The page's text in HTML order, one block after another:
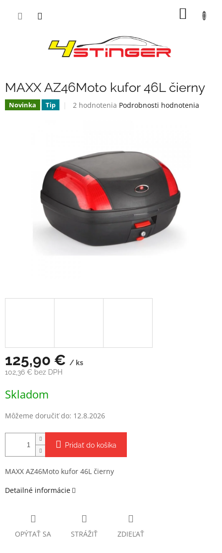
MAXX AZ46Moto kufor 46L čierny
Novinka Tip
Priemerné
5
hviezdičiek.
2 hodnotenia Podrobnosti hodnotenia
125,90 € / ks
102,36 € bez DPH
cena:
Skladom
Môžeme doručiť do: 12.8.2026
Pridať do košíka
MAXX AZ46Moto kufor 46L čierny
Detailné informácie
OPÝTAŤ SA STRÁŽIŤ ZDIEĽAŤ